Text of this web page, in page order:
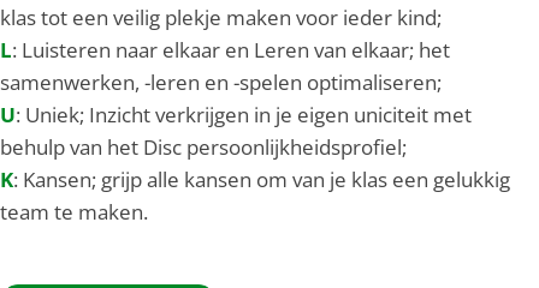
klas tot een veilig plekje maken voor ieder kind;
L: Luisteren naar elkaar en Leren van elkaar; het
samenwerken, -leren en -spelen optimaliseren;
U: Uniek; Inzicht verkrijgen in je eigen uniciteit met
behulp van het Disc persoonlijkheidsprofiel;
K: Kansen; grijp alle kansen om van je klas een gelukkig
team te maken.